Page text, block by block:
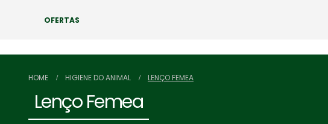
OFERTAS
HOME HIGIENE DO ANIMAL LENÇO FEMEA
Lenço Femea